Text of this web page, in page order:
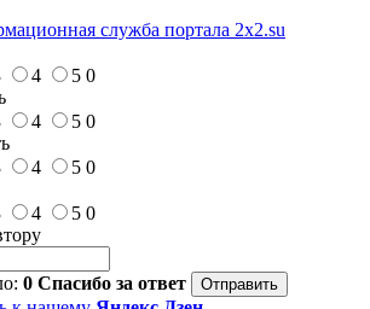
служба портала 2x2.su
4 5 0
4 5 0
4 5 0
4 5 0
0 Спасибо за ответ